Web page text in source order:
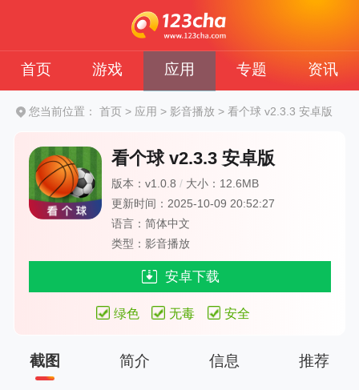
首页 游戏 应用 专题 资讯
您当前位置： 首页 > 应用 > 影音播放 >看个球 v2.3.3 安卓版
看个球 v2.3.3 安卓版
版本：v1.0.8/ 大小：12.6MB
更新时间：2025-10-09 20:52:27
语言：简体中文
类型：影音播放
安卓下载
绿色 无毒 安全
截图 简介 信息 推荐